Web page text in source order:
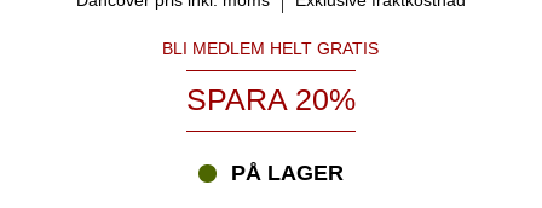
BLI MEDLEM HELT GRATIS
SPARA 20%
PÅ LAGER